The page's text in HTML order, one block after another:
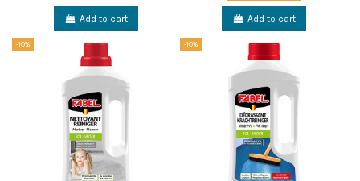
Add to cart Add to cart
-10% -10%